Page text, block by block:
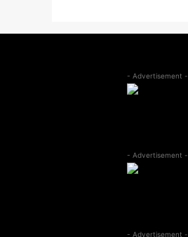
- Advertisement -
- Advertisement -
- Advertisement -